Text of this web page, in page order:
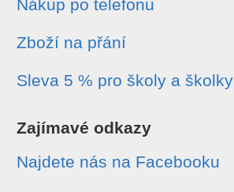
Nákup po telefonu
Zboží na přání
Sleva 5 % pro školy a školky
Zajímavé odkazy
Najdete nás na Facebooku